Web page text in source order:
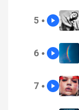
5 ●
6 ●
7 ●